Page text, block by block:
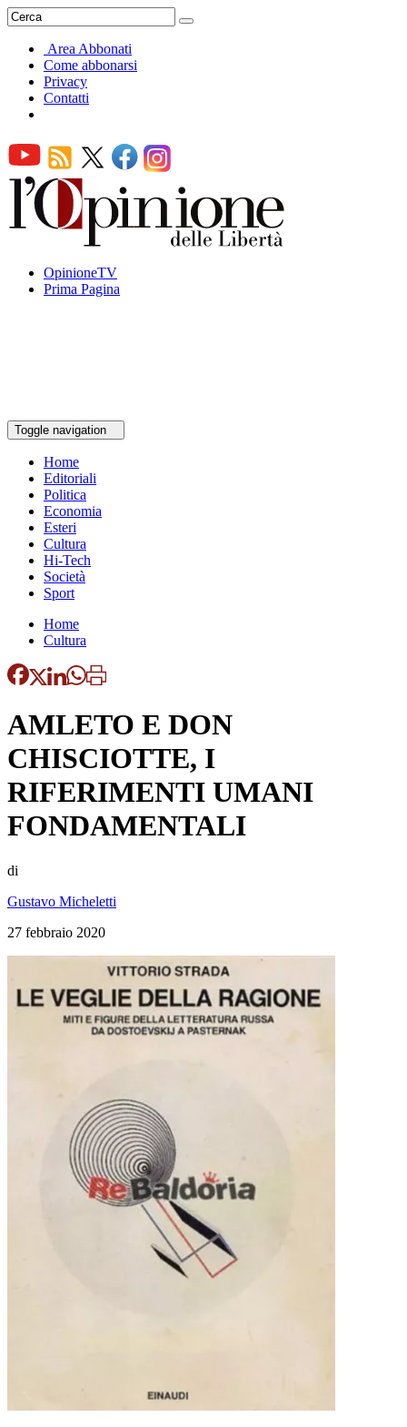
Area Abbonati
Come abbonarsi
Privacy
Contatti
OpinioneTV
Prima Pagina
Toggle navigation
Home
Editoriali
Politica
Economia
Esteri
Cultura
Hi-Tech
Società
Sport
Home
Cultura
AMLETO E DON
CHISCIOTTE, I
RIFERIMENTI UMANI
FONDAMENTALI
di
Gustavo Micheletti
27 febbraio 2020